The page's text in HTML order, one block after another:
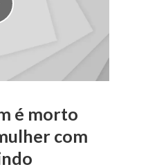
é morto
com